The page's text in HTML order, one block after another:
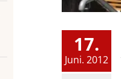
17.
Juni. 2012